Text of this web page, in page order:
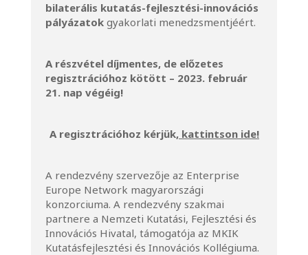
bilaterális kutatás-fejlesztési-innovációs
pályázatokgyakorlati menedzsmentjéért.
A részvétel díjmentes, de előzetes
regisztrációhoz kötött – 2023. február
21. nap végéig!
A regisztrációhoz kérjük, kattintson ide!
A rendezvény szervezője az Enterprise
Europe Network magyarországi
konzorciuma. A rendezvény szakmai
partnere a Nemzeti Kutatási, Fejlesztési és
Innovációs Hivatal, támogatója az MKIK
Kutatásfejlesztési és Innovációs Kollégiuma.